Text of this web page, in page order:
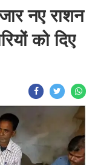
नए राशन
को दिए